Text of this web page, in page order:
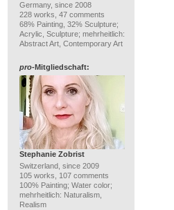
Germany, since 2008
228 works, 47 comments
68% Painting, 32% Sculpture;
Acrylic, Sculpture; mehrheitlich:
Abstract Art, Contemporary Art
pro-Mitgliedschaft:
Stephanie Zobrist
Switzerland, since 2009
105 works, 107 comments
100% Painting; Water color;
mehrheitlich: Naturalism,
Realism